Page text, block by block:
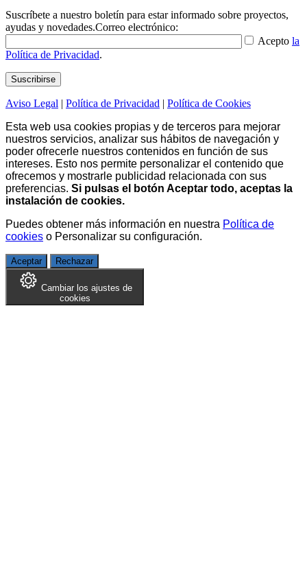
Suscríbete a nuestro boletín para estar informado sobre proyectos,
ayudas y novedades.Correo electrónico:
Acepto la
Política de Privacidad.
Aviso Legal | Política de Privacidad | Política de Cookies
Esta web usa cookies propias y de terceros para mejorar
nuestros servicios, analizar sus hábitos de navegación y
poder ofrecerle nuestros contenidos en función de sus
intereses. Esto nos permite personalizar el contenido que
ofrecemos y mostrarle publicidad relacionada con sus
preferencias. Si pulsas el botón Aceptar todo, aceptas la
instalación de cookies.
Puedes obtener más información en nuestra Política de
cookies o Personalizar su configuración.
Aceptar Rechazar
Cambiar los ajustes de
cookies